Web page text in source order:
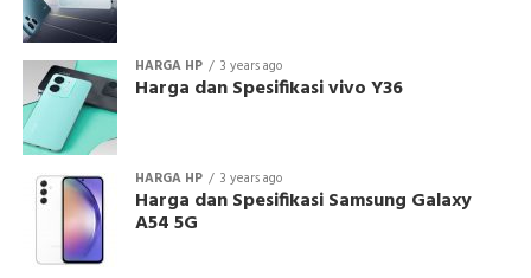
HARGA HP 3 years ago
Harga dan Spesifikasi vivo Y36
HARGA HP 3 years ago
Harga dan Spesifikasi Samsung Galaxy
A54 5G